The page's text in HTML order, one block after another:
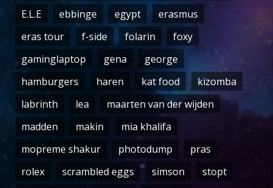
E.L.E
ebbinge egypt
erasmus
eras tour
f-side folarin
foxy
gaminglaptop
gena
george
hamburgers
haren kat food
kizomba
labrinth
lea
maarten van der wijden
madden
makin
mia khalifa
mopreme shakur
photodump
pras
rolex
scrambled eggs simson
stopt